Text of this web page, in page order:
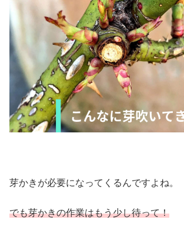
芽かきが必要になってくるんですよね。
でも芽かきの作業はもう少し待って！